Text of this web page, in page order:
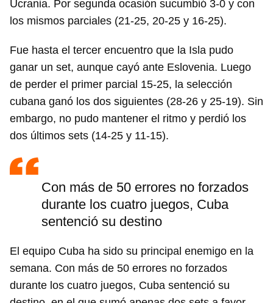
Ucrania. Por segunda ocasión sucumbió 3-0 y con
los mismos parciales (21-25, 20-25 y 16-25).
Fue hasta el tercer encuentro que la Isla pudo
ganar un set, aunque cayó ante Eslovenia. Luego
de perder el primer parcial 15-25, la selección
cubana ganó los dos siguientes (28-26 y 25-19). Sin
embargo, no pudo mantener el ritmo y perdió los
dos últimos sets (14-25 y 11-15).
Con más de 50 errores no forzados
durante los cuatro juegos, Cuba
sentenció su destino
El equipo Cuba ha sido su principal enemigo en la
semana. Con más de 50 errores no forzados
durante los cuatro juegos, Cuba sentenció su